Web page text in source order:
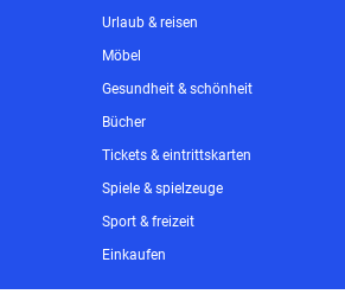
Urlaub & reisen
Möbel
Gesundheit & schönheit
Bücher
Tickets & eintrittskarten
Spiele & spielzeuge
Sport & freizeit
Einkaufen